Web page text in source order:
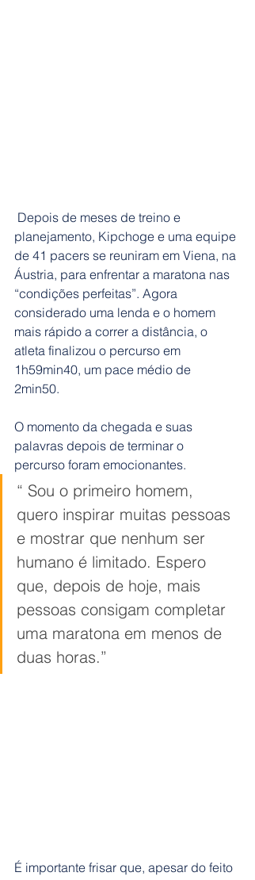
planejamento, Kipchoge e uma equipe
de 41 pacers se reuniram em Viena, na
Áustria, para enfrentar a maratona nas
“condições perfeitas”. Agora
considerado uma lenda e o homem
mais rápido a correr a distância, o
atleta finalizou o percurso em
1h59min40, um pace médio de
2min50.
O momento da chegada e suas
palavras depois de terminar o
percurso foram emocionantes.
“ Sou o primeiro homem,
quero inspirar muitas pessoas
e mostrar que nenhum ser
humano é limitado. Espero
que, depois de hoje, mais
pessoas consigam completar
uma maratona em menos de
duas horas.”
É importante frisar que, apesar do feito